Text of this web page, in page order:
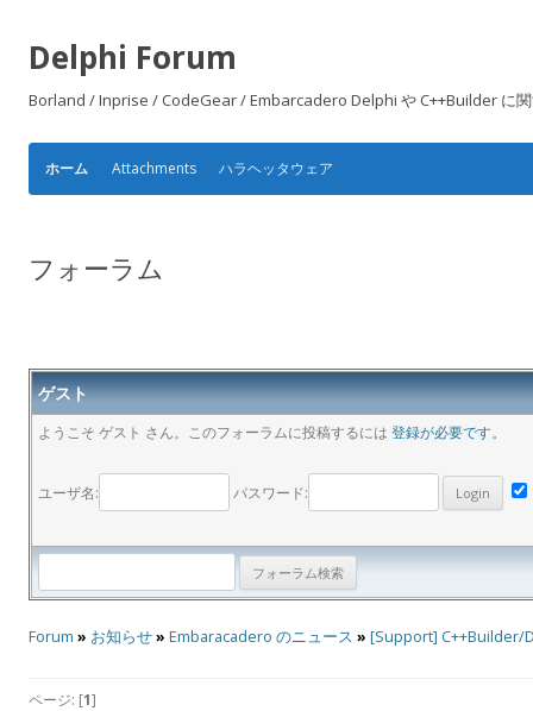
Delphi Forum
Borland / Inprise / CodeGear / Embarcadero Delphi や C++Builder に
ホーム Attachments ハラヘッタウェア
フォーラム
ゲスト
ようこそ ゲスト さん。このフォーラムに投稿するには 登録が必要です。
ユーザ名: パスワード:
Forum » お知らせ» Embaracadero のニュース » [Support] C++Builder/
ページ: [1]